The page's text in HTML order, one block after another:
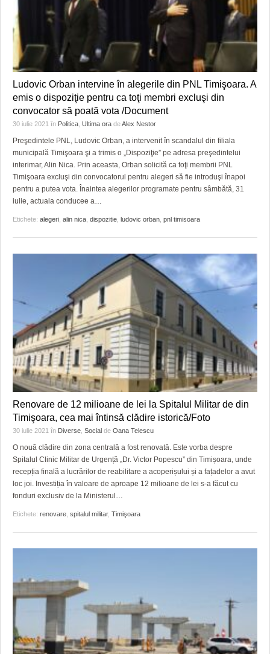
Ludovic Orban intervine în alegerile din PNL Timişoara. A
emis o dispoziţie pentru ca toţi membri excluşi din
convocator să poată vota /Document
30 iulie 2021 în Politica Ultima ora deAlex Nestor
Preşedintele PNL, Ludovic Orban, a intervenit în scandalul din filiala
municipală Timişoara şi a trimis o „Dispoziţie” pe adresa preşedintelui
interimar, Alin Nica. Prin aceasta, Orban solicită ca toţi membrii PNL
Timişoara excluşi din convocatorul pentru alegeri să fie introduşi înapoi
pentru a putea vota. Înaintea alegerilor programate pentru sâmbătă, 31
iulie, actuala conducee a…
Etichete: alegeri alin nica dispozitie ludovic orban pnl timisoara
Renovare de 12 milioane de lei la Spitalul Militar de din
Timişoara, cea mai întinsă clădire istorică/Foto
30 iulie 2021 în Diverse, Social de Oana Telescu
O nouă clădire din zona centrală a fost renovată. Este vorba despre
Spitalul Clinic Militar de Urgență „Dr. Victor Popescu” din Timișoara, unde
recepția finală a lucrărilor de reabilitare a acoperișului și a fațadelor a avut
loc joi. Investiția în valoare de aproape 12 milioane de lei s-a făcut cu
fonduri exclusiv de la Ministerul …
Etichete: renovare, spitalul militar, Timişoara